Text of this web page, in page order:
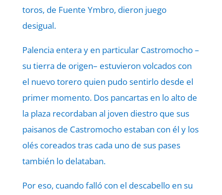
toros, de Fuente Ymbro, dieron juego
desigual.
Palencia entera y en particular Castromocho –
su tierra de origen– estuvieron volcados con
el nuevo torero quien pudo sentirlo desde el
primer momento. Dos pancartas en lo alto de
la plaza recordaban al joven diestro que sus
paisanos de Castromocho estaban con él y los
olés coreados tras cada uno de sus pases
también lo delataban.
Por eso, cuando falló con el descabello en su